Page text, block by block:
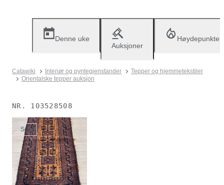
Denne uke
Auksjoner
Høydepunkter
Catawiki Interiør og pyntegjenstander
Tepper og hjemmetekstiler
Orientalske tepper auksjon
NR. 103528508
Solgt